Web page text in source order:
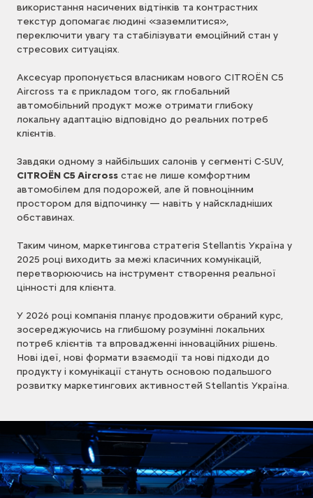
використання насичених відтінків та контрастних
текстур допомагає людині «заземлитися»,
переключити увагу та стабілізувати емоційний стан у
стресових ситуаціях.
Аксесуар пропонується власникам нового CITROËN C5
Aircross та є прикладом того, як глобальний
автомобільний продукт може отримати глибоку
локальну адаптацію відповідно до реальних потреб
клієнтів.
Завдяки одному з найбільших салонів у сегменті C-SUV,
CITROËN C5 Aircross стає не лише комфортним
автомобілем для подорожей, але й повноцінним
простором для відпочинку — навіть у найскладніших
обставинах.
Таким чином, маркетингова стратегія Stellantis Україна у
2025 році виходить за межі класичних комунікацій,
перетворюючись на інструмент створення реальної
цінності для клієнта.
У 2026 році компанія планує продовжити обраний курс,
зосереджуючись на глибшому розумінні локальних
потреб клієнтів та впровадженні інноваційних рішень.
Нові ідеї, нові формати взаємодії та нові підходи до
продукту і комунікації стануть основою подальшого
розвитку маркетингових активностей Stellantis Україна.